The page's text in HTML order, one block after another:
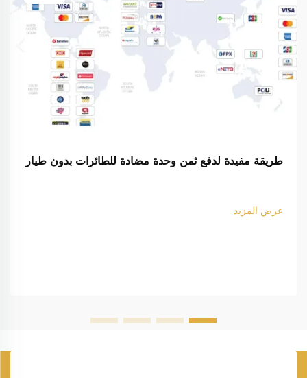
طريقة مفيدة لدفع ثمن وحدة مضادة للطائرات بدون طيار
عرض المزيد